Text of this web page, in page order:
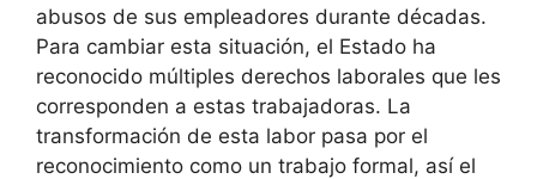
abusos de sus empleadores durante décadas.
Para cambiar esta situación, el Estado ha
reconocido múltiples derechos laborales que les
corresponden a estas trabajadoras. La
transformación de esta labor pasa por el
reconocimiento como un trabajo formal, así el